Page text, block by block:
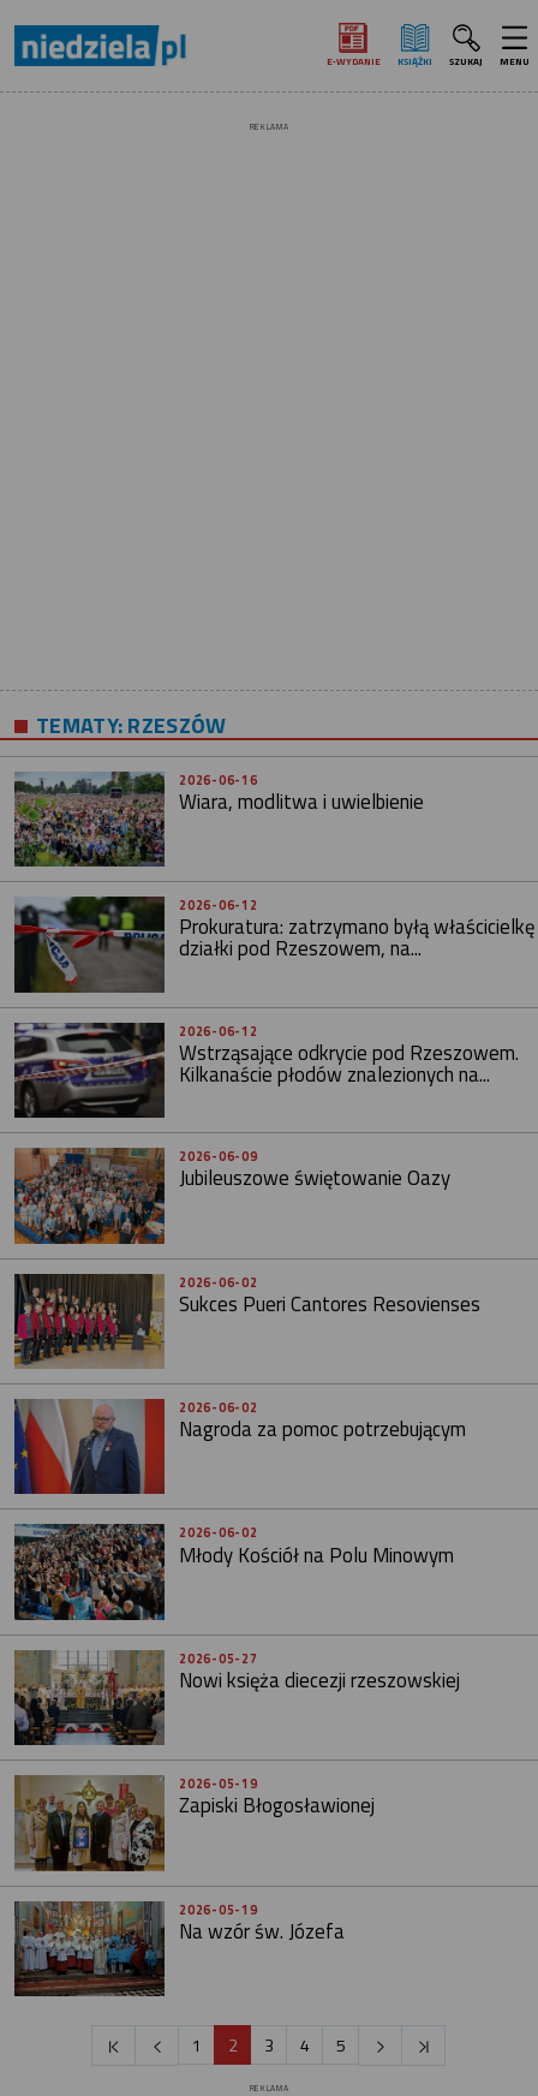
E‑WYDANIE KSIĄŻKI SZUKAJ MENU
REKLAMA
TEMATY:RZESZÓW
2026-06-16
Wiara, modlitwa i uwielbienie
2026-06-12
Prokuratura: zatrzymano byłą właścicielkę
działki pod Rzeszowem, na...
2026-06-12
Wstrząsające odkrycie pod Rzeszowem.
Kilkanaście płodów znalezionych na...
2026-06-09
Jubileuszowe świętowanie Oazy
2026-06-02
Sukces Pueri Cantores Resovienses
2026-06-02
Nagroda za pomoc potrzebującym
2026-06-02
Młody Kościół na Polu Minowym
2026-05-27
Nowi księża diecezji rzeszowskiej
2026-05-19
Zapiski Błogosławionej
2026-05-19
Na wzór św. Józefa
1 2 3 4 5
REKLAMA